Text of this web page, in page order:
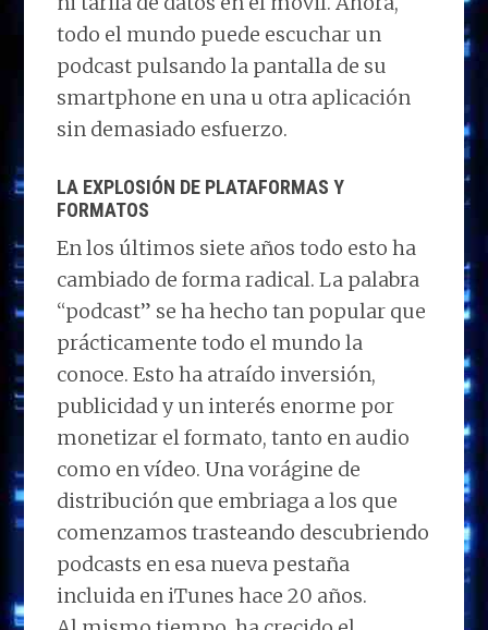
todo el mundo puede escuchar un
podcast pulsando la pantalla de su
smartphone en una u otra aplicación
sin demasiado esfuerzo.
LA EXPLOSIÓN DE PLATAFORMAS Y
FORMATOS
En los últimos siete años todo esto ha
cambiado de forma radical. La palabra
“podcast” se ha hecho tan popular que
prácticamente todo el mundo la
conoce. Esto ha atraído inversión,
publicidad y un interés enorme por
monetizar el formato, tanto en audio
como en vídeo. Una vorágine de
distribución que embriaga a los que
comenzamos trasteando descubriendo
podcasts en esa nueva pestaña
incluida en iTunes hace 20 años.